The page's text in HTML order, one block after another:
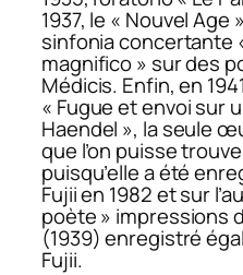
1937, le « Nouvel Age
sinfonia concertante
magnifico » sur des
Médicis. Enfin, en
« Fugue et envoi sur
Haendel », la seule
que l’on puisse
puisqu’elle a été
Fujii en 1982 et sur
poète » impressions
(1939) enregistré
Fujii.